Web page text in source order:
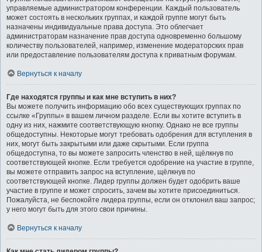
управляемые администратором конференции. Каждый пользователь
может состоять в нескольких группах, и каждой группе могут быть
назначены индивидуальные права доступа. Это облегчает
администраторам назначение прав доступа одновременно большому
количеству пользователей, например, изменение модераторских прав
или предоставление пользователям доступа к приватным форумам.
Вернуться к началу
Где находятся группы и как мне вступить в них?
Вы можете получить информацию обо всех существующих группах по
ссылке «Группы» в вашем личном разделе. Если вы хотите вступить в
одну из них, нажмите соответствующую кнопку. Однако не все группы
общедоступны. Некоторые могут требовать одобрения для вступления в
них, могут быть закрытыми или даже скрытыми. Если группа
общедоступна, то вы можете запросить членство в ней, щёлкнув по
соответствующей кнопке. Если требуется одобрение на участие в группе,
вы можете отправить запрос на вступление, щёлкнув по
соответствующей кнопке. Лидер группы должен будет одобрить ваше
участие в группе и может спросить, зачем вы хотите присоединиться.
Пожалуйста, не беспокойте лидера группы, если он отклонил ваш запрос;
у него могут быть для этого свои причины.
Вернуться к началу